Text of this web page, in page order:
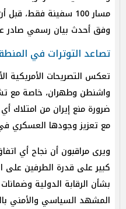
وفق أحدث بيان رسمي صادر
تصاعد التوترات في
تعكس التصريحات الأمريكية
واشنطن وطهران، خاصة مع
ضرورة منع إيران من امتلاك
مع تعزيز وجودها العسكري
ويرى مراقبون أن نجاح أي
كبير على قدرة الطرفين
بشأن الرقابة الدولية
المشهد السياسي والأمني